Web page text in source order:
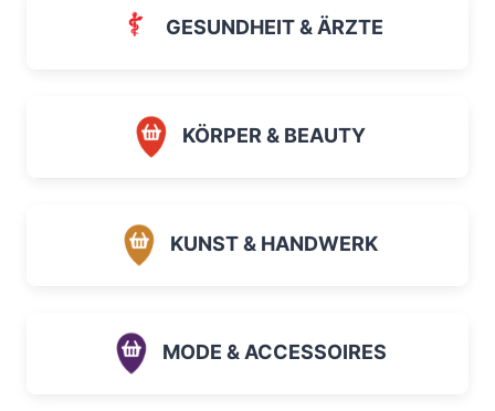
GESUNDHEIT & ÄRZTE
KÖRPER & BEAUTY
KUNST & HANDWERK
MODE & ACCESSOIRES